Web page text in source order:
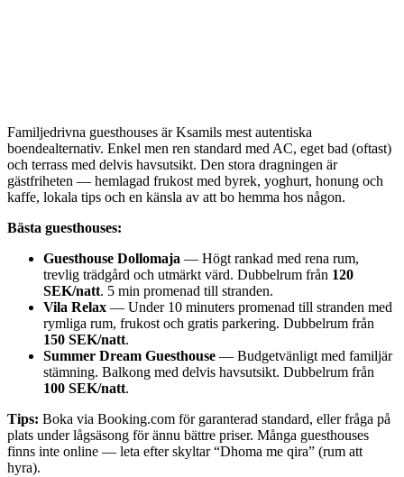
Familjedrivna guesthouses är Ksamils mest autentiska
boendealternativ. Enkel men ren standard med AC, eget bad (oftast)
och terrass med delvis havsutsikt. Den stora dragningen är
gästfriheten — hemlagad frukost med byrek, yoghurt, honung och
kaffe, lokala tips och en känsla av att bo hemma hos någon.
Bästa guesthouses:
Guesthouse Dollomaja — Högt rankad med rena rum,
trevlig trädgård och utmärkt värd. Dubbelrum från 120
SEK/natt. 5 min promenad till stranden.
Vila Relax — Under 10 minuters promenad till stranden med
rymliga rum, frukost och gratis parkering. Dubbelrum från
150 SEK/natt.
Summer Dream Guesthouse — Budgetvänligt med familjär
stämning. Balkong med delvis havsutsikt. Dubbelrum från
100 SEK/natt.
Tips: Boka via Booking.com för garanterad standard, eller fråga på
plats under lågsäsong för ännu bättre priser. Många guesthouses
finns inte online — leta efter skyltar “Dhoma me qira” (rum att
hyra).